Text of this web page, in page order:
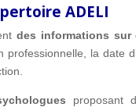
ADELI
des informations sur
professionnelle, la date
proposant